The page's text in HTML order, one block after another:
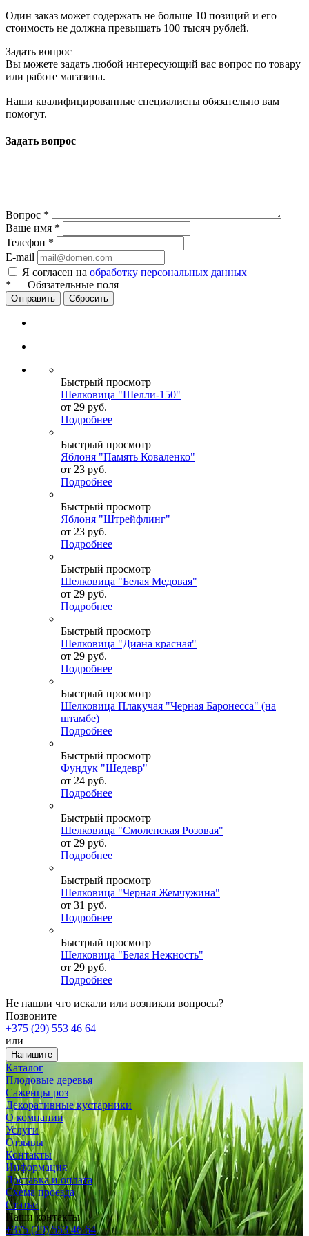
Один заказ может содержать не больше 10 позиций и его
стоимость не должна превышать 100 тысяч рублей.
Задать вопрос
Вы можете задать любой интересующий вас вопрос по товару
или работе магазина.
Наши квалифицированные специалисты обязательно вам
помогут.
Задать вопрос
Вопрос *
Ваше имя *
Телефон *
E-mail
Я согласен на обработку персональных данных
* — Обязательные поля
Сбросить
Быстрый просмотр
Шелковица "Шелли-150"
от 29 руб.
Подробнее
Быстрый просмотр
Яблоня "Память Коваленко"
от 23 руб.
Подробнее
Быстрый просмотр
Яблоня "Штрейфлинг"
от 23 руб.
Подробнее
Быстрый просмотр
Шелковица "Белая Медовая"
от 29 руб.
Подробнее
Быстрый просмотр
Шелковица "Диана красная"
от 29 руб.
Подробнее
Быстрый просмотр
Шелковица Плакучая "Черная Баронесса" (на
штамбе)
Подробнее
Быстрый просмотр
Фундук "Шедевр"
от 24 руб.
Подробнее
Быстрый просмотр
Шелковица "Смоленская Розовая"
от 29 руб.
Подробнее
Быстрый просмотр
Шелковица "Черная Жемчужина"
от 31 руб.
Подробнее
Быстрый просмотр
Шелковица "Белая Нежность"
от 29 руб.
Подробнее
Не нашли что искали или возникли вопросы?
Позвоните
+375 (29) 553 46 64
или
Напишите
Каталог
Плодовые деревья
Саженцы роз
Декоративные кустарники
О компании
Услуги
Отзывы
Контакты
Информация
Доставка и оплата
Схема проезда
Статьи
Наши контакты
+375 (29) 553 46 64